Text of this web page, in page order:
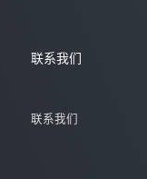
联系我们
联系我们